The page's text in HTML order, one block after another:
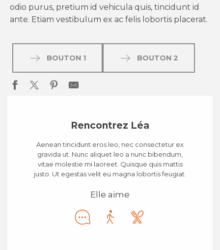
odio purus, pretium id vehicula quis, tincidunt id
ante. Etiam vestibulum ex ac felis lobortis placerat.
BOUTON 1 BOUTON 2
Rencontrez Léa
Aenean tincidunt eros leo, nec consectetur ex
gravida ut. Nunc aliquet leo a nunc bibendum,
vitae molestie mi laoreet. Quisque quis mattis
justo. Ut egestas velit eu magna lobortis feugiat.
Elle aime